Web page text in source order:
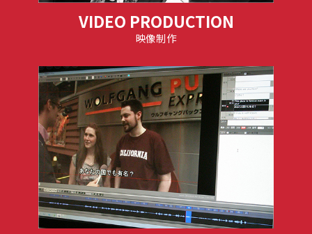
VIDEO PRODUCTION
映像制作